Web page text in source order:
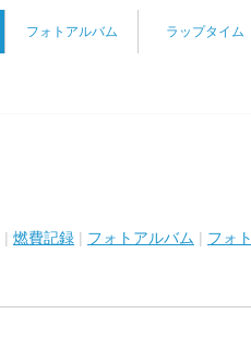
フォトアルバム ラップタイム
| 燃費記録 | フォトアルバム | フォト